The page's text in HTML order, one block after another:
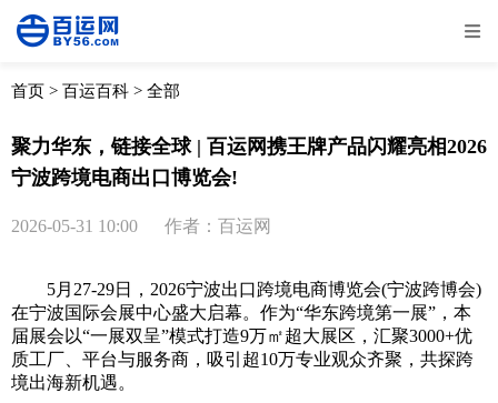
全部 物流资讯
取消
首页 > 百运百科 > 全部
聚力华东，链接全球 | 百运网携王牌产品闪耀亮相2026
宁波跨境电商出口博览会!
2026-05-31 10:00 作者：百运网
5月27-29日，2026宁波出口跨境电商博览会(宁波跨博会)
在宁波国际会展中心盛大启幕。作为“华东跨境第一展”，本
届展会以“一展双呈”模式打造9万㎡超大展区，汇聚3000+优
质工厂、平台与服务商，吸引超10万专业观众齐聚，共探跨
境出海新机遇。